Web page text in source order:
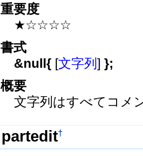
重要度
★☆☆☆☆
書式
&null{ [文字列]};
概要
文字列はすべてコメ
partedit†